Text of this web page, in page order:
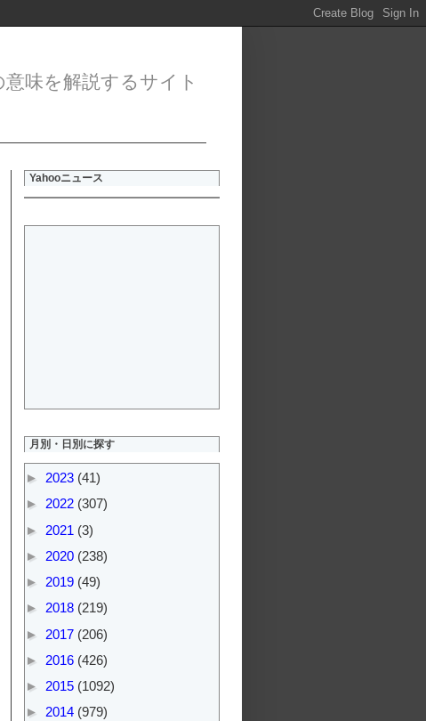
味を解説するサイト
Yahooニュース
月別・日別に探す
► 2023 (41)
► 2022 (307)
► 2021 (3)
► 2020 (238)
► 2019 (49)
► 2018 (219)
► 2017 (206)
► 2016 (426)
► 2015 (1092)
► 2014 (979)